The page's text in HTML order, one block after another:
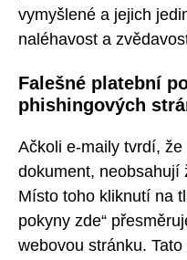
vymyšlené a jejich
naléhavost a
Falešné platební
phishingových
Ačkoli e-maily tvrdí,
dokument, neobsahují
Místo toho kliknutí na
pokyny zde“
webovou stránku.